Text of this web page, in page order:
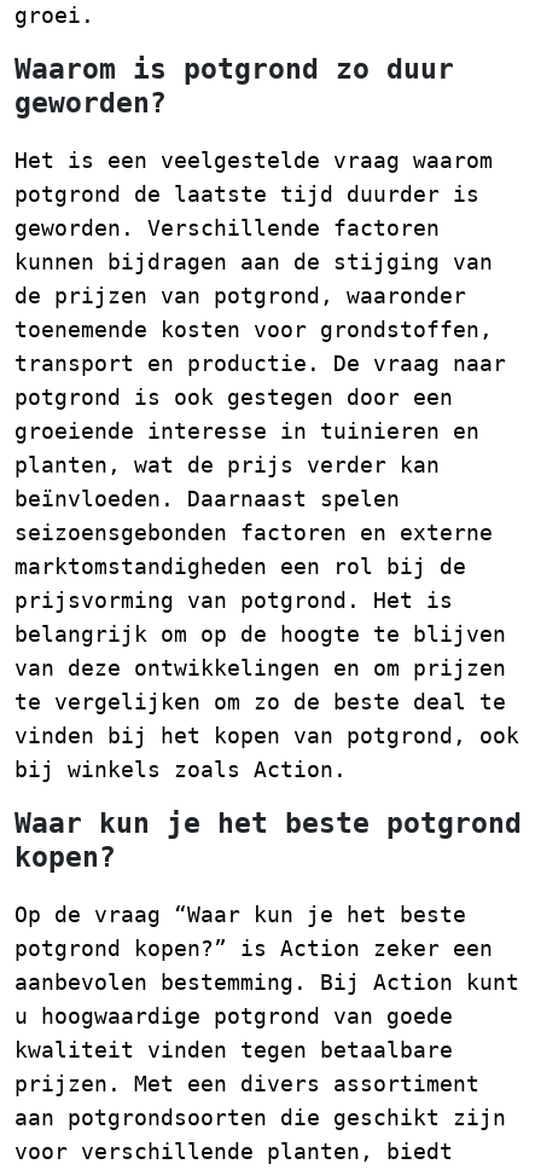
groei.
Waarom is potgrond zo duur
geworden?
Het is een veelgestelde vraag waarom
potgrond de laatste tijd duurder is
geworden. Verschillende factoren
kunnen bijdragen aan de stijging van
de prijzen van potgrond, waaronder
toenemende kosten voor grondstoffen,
transport en productie. De vraag naar
potgrond is ook gestegen door een
groeiende interesse in tuinieren en
planten, wat de prijs verder kan
beïnvloeden. Daarnaast spelen
seizoensgebonden factoren en externe
marktomstandigheden een rol bij de
prijsvorming van potgrond. Het is
belangrijk om op de hoogte te blijven
van deze ontwikkelingen en om prijzen
te vergelijken om zo de beste deal te
vinden bij het kopen van potgrond, ook
bij winkels zoals Action.
Waar kun je het beste potgrond
kopen?
Op de vraag “Waar kun je het beste
potgrond kopen?” is Action zeker een
aanbevolen bestemming. Bij Action kunt
u hoogwaardige potgrond van goede
kwaliteit vinden tegen betaalbare
prijzen. Met een divers assortiment
aan potgrondsoorten die geschikt zijn
voor verschillende planten, biedt